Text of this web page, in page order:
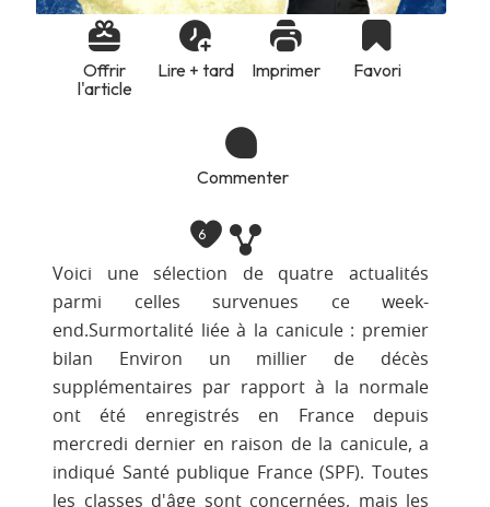
Offrir
l'article
Lire + tard Imprimer Favori
Commenter
6
Voici une sélection de quatre actualités
parmi celles survenues ce week-
end.Surmortalité liée à la canicule : premier
bilan Environ un millier de décès
supplémentaires par rapport à la normale
ont été enregistrés en France depuis
mercredi dernier en raison de la canicule, a
indiqué Santé publique France (SPF). Toutes
les classes d'âge sont concernées, mais les